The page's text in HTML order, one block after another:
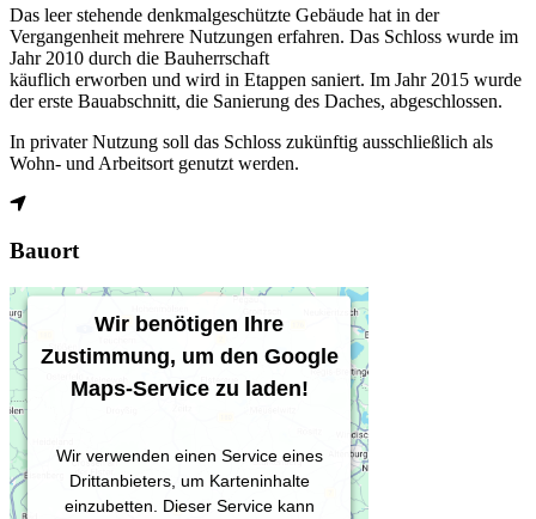
Das leer stehende denkmalgeschützte Gebäude hat in der
Vergangenheit mehrere Nutzungen erfahren. Das Schloss wurde im
Jahr 2010 durch die Bauherrschaft
käuflich erworben und wird in Etappen saniert. Im Jahr 2015 wurde
der erste Bauabschnitt, die Sanierung des Daches, abgeschlossen.
In privater Nutzung soll das Schloss zukünftig ausschließlich als
Wohn- und Arbeitsort genutzt werden.
Bauort
Wir benötigen Ihre
Zustimmung, um den Google
Maps-Service zu laden!
Wir verwenden einen Service eines
Drittanbieters, um Karteninhalte
einzubetten. Dieser Service kann